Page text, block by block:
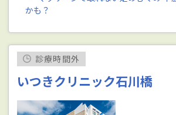
かも？
診療時間外
いつきクリニック石川橋